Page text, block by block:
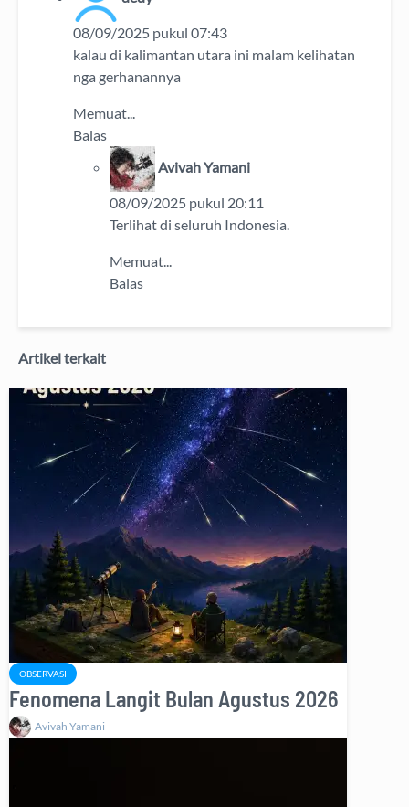
08/09/2025 pukul 07:43
kalau di kalimantan utara ini malam kelihatan
nga gerhanannya
Memuat...
Balas
Avivah Yamani
08/09/2025 pukul 20:11
Terlihat di seluruh Indonesia.
Memuat...
Balas
Artikel terkait
OBSERVASI
Fenomena Langit Bulan Agustus 2026
Avivah Yamani